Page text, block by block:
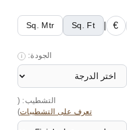
€
Sq. Ft
Sq. Mtr
الجودة: i
التشطيب: (
تعرف على التشطيبات)